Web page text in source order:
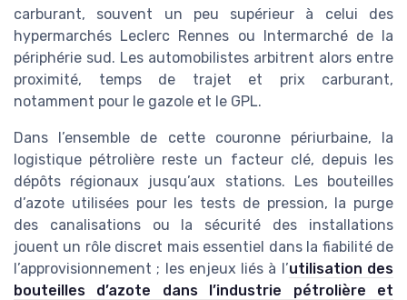
carburant, souvent un peu supérieur à celui des
hypermarchés Leclerc Rennes ou Intermarché de la
périphérie sud. Les automobilistes arbitrent alors entre
proximité, temps de trajet et prix carburant,
notamment pour le gazole et le GPL.
Dans l’ensemble de cette couronne périurbaine, la
logistique pétrolière reste un facteur clé, depuis les
dépôts régionaux jusqu’aux stations. Les bouteilles
d’azote utilisées pour les tests de pression, la purge
des canalisations ou la sécurité des installations
jouent un rôle discret mais essentiel dans la fiabilité de
l’approvisionnement ; les enjeux liés à l’utilisation des
bouteilles d’azote dans l’industrie pétrolière et